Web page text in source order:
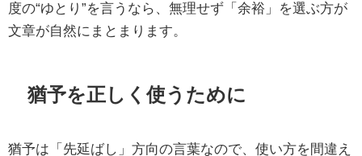
度の“ゆとり”を言うなら、無理せず「余裕」を選ぶ方が
文章が自然にまとまります。
猶予を正しく使うために
猶予は「先延ばし」方向の言葉なので、使い方を間違え